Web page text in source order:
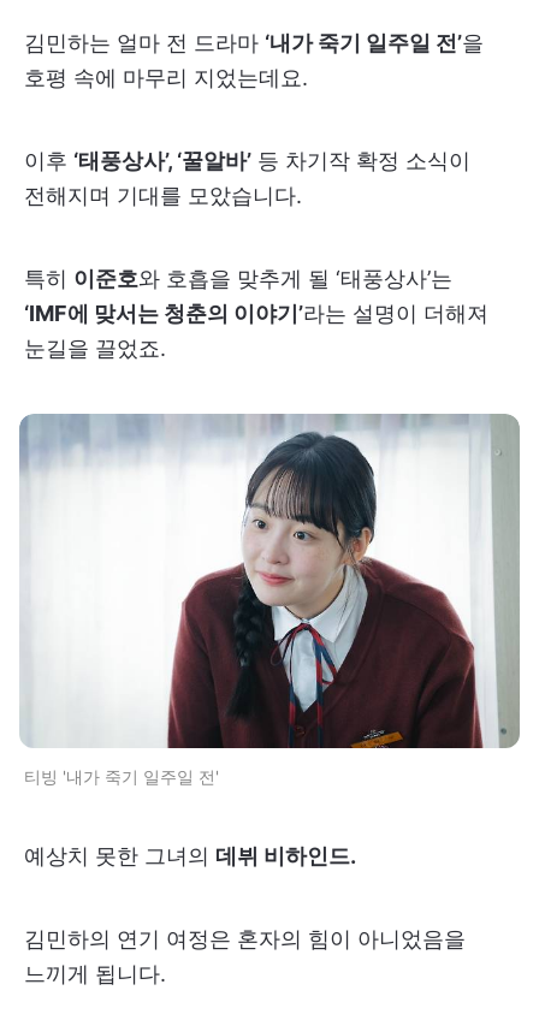
김민하는 얼마 전 드라마 ‘내가 죽기 일주일 전’을
호평 속에 마무리 지었는데요.
이후 ‘태풍상사’, ‘꿀알바’ 등 차기작 확정 소식이
전해지며 기대를 모았습니다.
특히 이준호와 호흡을 맞추게 될 ‘태풍상사’는
‘IMF에 맞서는 청춘의 이야기’라는 설명이 더해져
눈길을 끌었죠.
티빙 '내가 죽기 일주일 전'
예상치 못한 그녀의 데뷔 비하인드.
김민하의 연기 여정은 혼자의 힘이 아니었음을
느끼게 됩니다.